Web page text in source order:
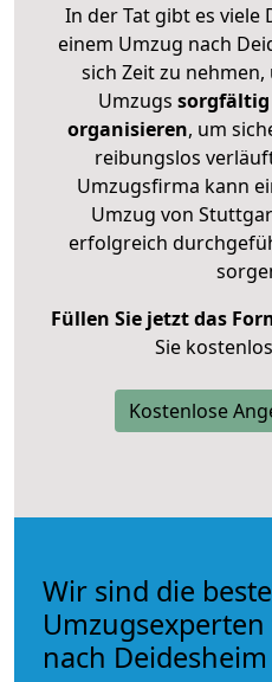
In der Tat gibt es viele
einem Umzug nach
sich Zeit zu
Umzugs sorgfältig
organisieren, um
reibungslos
Umzugsfirma kann
Umzug von
erfolgreich
Füllen Sie jetzt das
Sie
Kostenlose
Wir sind die
nach Deidesheim